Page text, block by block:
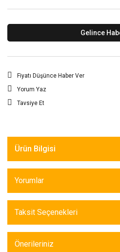
Gelince
Fiyatı Düşünce Haber Ver
Yorum Yaz
Tavsiye Et
Ürün Bilgisi
Yorumlar
Taksit Seçenekleri
Önerileriniz